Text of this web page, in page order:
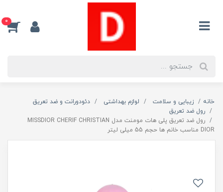
0
خانه زیبایی و سلامت لوازم بهداشتی
دئودورانت و ضد تعریق
رول ضد تعریق
رول ضد تعریق پلی هات مومنت مدل MISSDIOR CHERIF CHRISTIAN
DIOR مناسب خانم ها حجم 55 میلی لیتر